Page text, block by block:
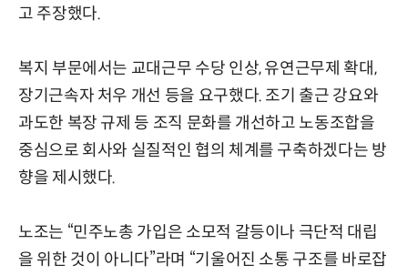
고 주장했다.
복지 부문에서는 교대근무 수당 인상, 유연근무제 확대,
장기근속자 처우 개선 등을 요구했다. 조기 출근 강요와
과도한 복장 규제 등 조직 문화를 개선하고 노동조합을
중심으로 회사와 실질적인 협의 체계를 구축하겠다는 방
향을 제시했다.
노조는 “민주노총 가입은 소모적 갈등이나 극단적 대립
을 위한 것이 아니다”라며 “기울어진 소통 구조를 바로잡